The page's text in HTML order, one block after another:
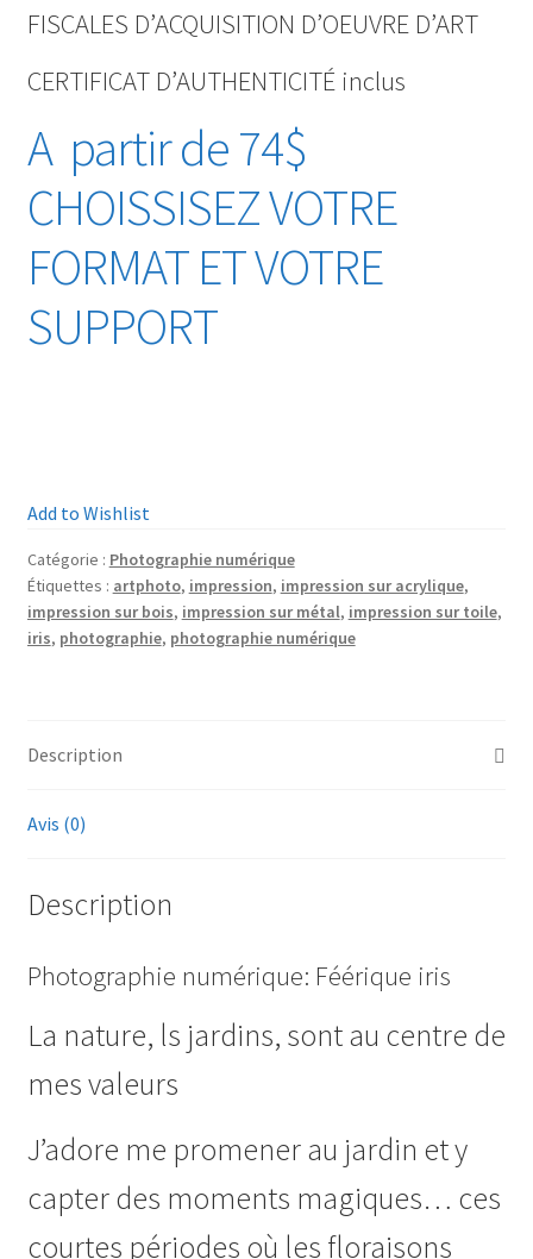
FISCALES D’ACQUISITION D’OEUVRE D’ART
CERTIFICAT D’AUTHENTICITÉ inclus
A partir de 74$
CHOISSISEZ VOTRE
FORMAT ET VOTRE
SUPPORT
Add to Wishlist
Catégorie : Photographie numérique
Étiquettes : artphoto, impression, impression sur acrylique,
impression sur bois, impression sur métal, impression sur toile,
iris, photographie, photographie numérique
Description
Avis (0)
Description
Photographie numérique: Féérique iris
La nature, ls jardins, sont au centre de
mes valeurs
J’adore me promener au jardin et y
capter des moments magiques… ces
courtes périodes où les floraisons